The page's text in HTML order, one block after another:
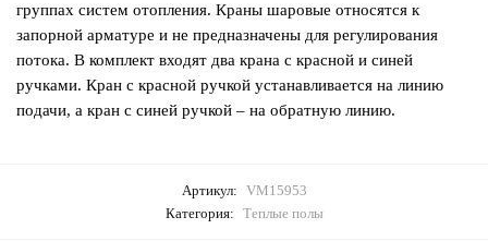
группах систем отопления. Краны шаровые относятся к
запорной арматуре и не предназначены для регулирования
потока. В комплект входят два крана с красной и синей
ручками. Кран с красной ручкой устанавливается на линию
подачи, а кран с синей ручкой – на обратную линию.
Артикул: VM15953
Категория: Теплые полы